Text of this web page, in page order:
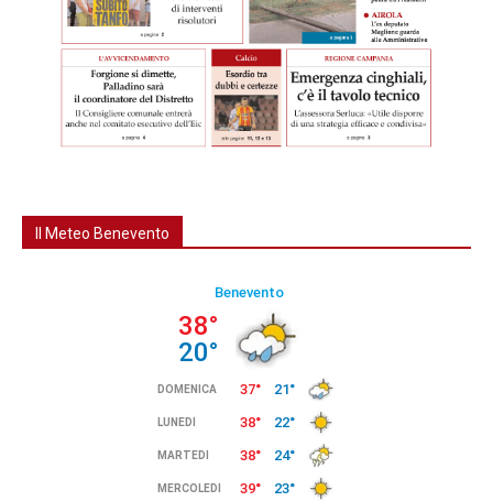
Il Meteo Benevento